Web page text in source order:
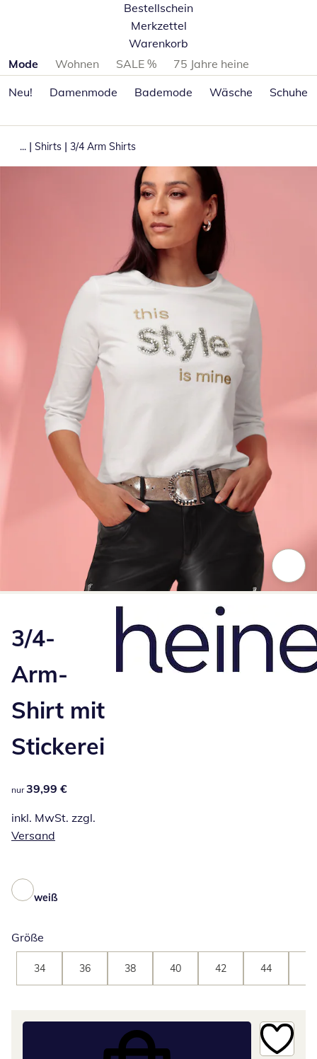
Bestellschein
Merkzettel
Warenkorb
Produktkategorien überspringen
Mode Wohnen SALE %
75 Jahre heine
Neu!
Damenmode Bademode Wäsche Schuhe
... | Shirts | 3/4 Arm Shirts
3/4-
Arm-
Shirt mit
Stickerei
39,99 €
nur 39,99 €
inkl. MwSt. zzgl.
Versand
weiß
Größe
34 36 38 40 42 44